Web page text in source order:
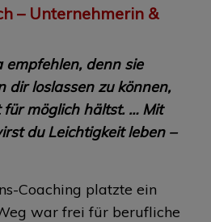
– Unternehmerin &
empfehlen, denn sie
dir loslassen zu können,
möglich hältst. … Mit
du Leichtigkeit leben –
Coaching platzte ein
war frei für berufliche